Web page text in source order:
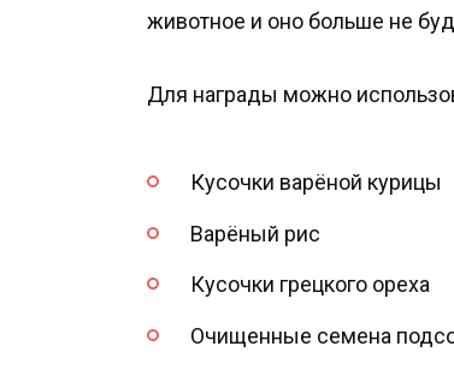
животное и оно больше не
Для награды можно
Кусочки варёной курицы
Варёный рис
Кусочки грецкого ореха
Очищенные семена